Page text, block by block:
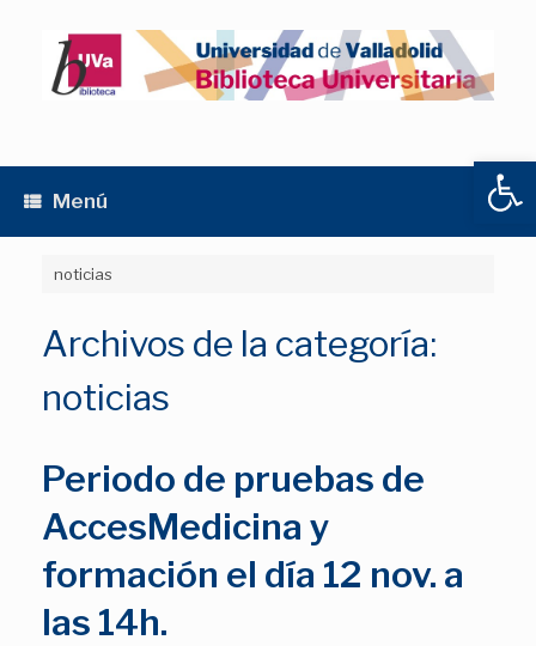
Abrir
contenido
Menú
noticias
Archivos de la categoría:
noticias
Periodo de pruebas de
AccesMedicina y
formación el día 12 nov. a
las 14h.